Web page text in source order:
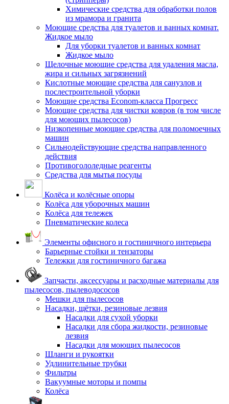
Химические средства для обработки полов
из мрамора и гранита
Моющие средства для туалетов и ванных комнат.
Жидкое мыло
Для уборки туалетов и ванных комнат
Жидкое мыло
Щелочные моющие средства для удаления масла,
жира и сильных загрязнений
Кислотные моющие средства для санузлов и
послестроительной уборки
Моющие средства Econom-класса Прогресс
Моющие средства для чистки ковров (в том числе
для моющих пылесосов)
Низкопенные моющие средства для поломоечных
машин
Сильнодействующие средства направленного
действия
Противогололедные реагенты
Средства для мытья посуды
Колёса и колёсные опоры
Колёса для уборочных машин
Колёса для тележек
Пневматические колеса
Элементы офисного и гостиничного интерьера
Барьерные стойки и тензаторы
Тележки для гостиничного багажа
Запчасти, аксессуары и расходные материалы для
пылесосов, пылеводососов
Мешки для пылесосов
Насадки, щётки, резиновые лезвия
Насадки для сухой уборки
Насадки для сбора жидкости, резиновые
лезвия
Насадки для моющих пылесосов
Шланги и рукоятки
Удлинительные трубки
Фильтры
Вакуумные моторы и помпы
Колёса